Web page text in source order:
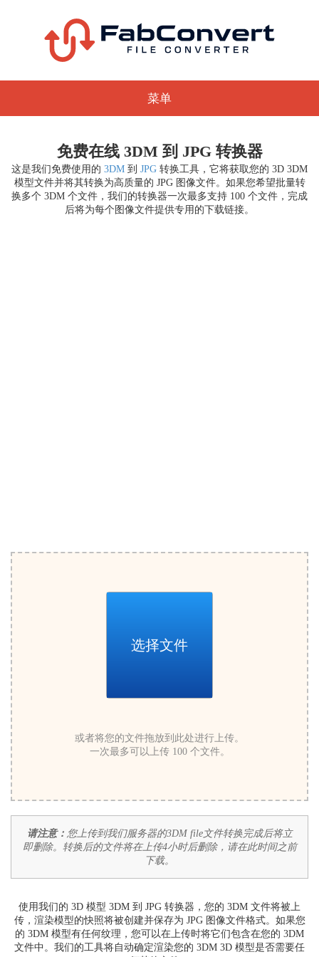
菜单
免费在线 3DM 到 JPG 转换器
这是我们免费使用的 3DM 到 JPG 转换工具，它将获取您的 3D 3DM
模型文件并将其转换为高质量的 JPG 图像文件。如果您希望批量转
换多个 3DM 个文件，我们的转换器一次最多支持 100 个文件，完成
后将为每个图像文件提供专用的下载链接。
选择文件
或者将您的文件拖放到此处进行上传。
一次最多可以上传 100 个文件。
请注意： 您上传到我们服务器的3DM file文件转换完成后将立
即删除。转换后的文件将在上传4小时后删除，请在此时间之前
下载。
使用我们的 3D 模型 3DM 到 JPG 转换器，您的 3DM 文件将被上
传，渲染模型的快照将被创建并保存为 JPG 图像文件格式。如果您
的 3DM 模型有任何纹理，您可以在上传时将它们包含在您的 3DM
文件中。我们的工具将自动确定渲染您的 3DM 3D 模型是否需要任